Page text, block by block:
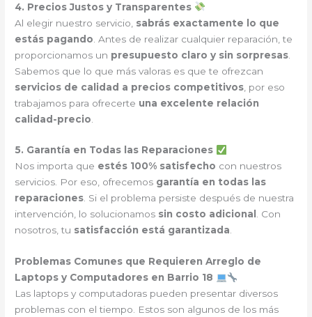
4. Precios Justos y Transparentes
Al elegir nuestro servicio, sabrás exactamente lo que
estás pagando . Antes de realizar cualquier reparación, te
proporcionamos un presupuesto claro y sin sorpresas
Sabemos que lo que más valoras es que te ofrezcan
servicios de calidad a precios competitivos , por eso
trabajamos para ofrecerte una excelente relación
calidad-precio
5. Garantía en Todas las Reparaciones
Nos importa que estés 100% satisfecho con nuestros
servicios. Por eso, ofrecemos garantía en todas las
reparaciones. Si el problema persiste después de nuestra
intervención, lo solucionamos sin costo adicional . Con
nosotros, tu satisfacción está garantizada.
Problemas Comunes que Requieren Arreglo de
Laptops y Computadores en Barrio 18
Las laptops y computadoras pueden presentar diversos
problemas con el tiempo. Estos son algunos de los más